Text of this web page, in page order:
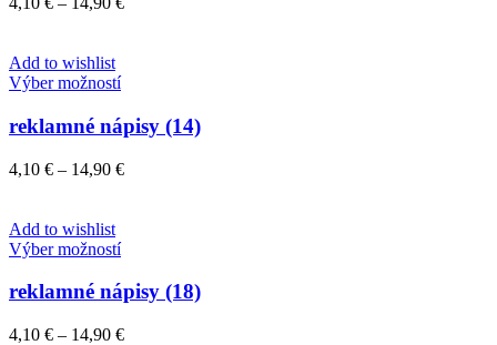
vybrať
na
stránke
produktu.
Add to wishlist
Výber možnostíTento
má
viacero
variantov.
Možnosti
vybrať
na
stránke
produktu.
reklamné nápisy (14)
4,10 € – 14,90 €Price
Add to wishlist
Výber možnostíTento
má
viacero
variantov.
reklamné nápisy (18)
4,10 € – 14,90 €Price